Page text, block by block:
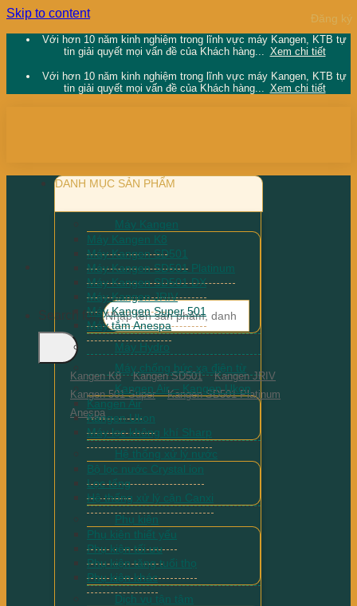
Skip to content
Với hơn 10 năm kinh nghiệm trong lĩnh vực máy Kangen, KTB tự
tin giải quyết mọi vấn đề của Khách hàng... Xem chi tiết
Với hơn 10 năm kinh nghiệm trong lĩnh vực máy Kangen, KTB tự
tin giải quyết mọi vấn đề của Khách hàng... Xem chi tiết
Search for:
Kangen K8 Kangen SD501
Kangen JRIV
Kangen 501 Super
Kangen SD501 Platinum
Anespa
DANH MỤC SẢN PHẨM
Máy Kangen
Máy Kangen K8
Máy Kangen SD501
Máy Kangen SD501 Platinum
Máy Kangen SD501 DX
Máy Kangen JRIV
Máy Kangen Super 501
Máy tắm Anespa
Máy Hydro
Máy chống bức xạ điện từ
Kangen Air – Kangen Ukon
Kangen Air
Kangen Ukon
Máy lọc không khí Sharp
Hệ thống xử lý nước
Bộ lọc nước Crystal ion
Lọc tổng
Hệ thống xử lý cặn Canxi
Phụ kiện
Phụ kiện thiết yếu
Phụ kiện tối ưu
Phụ kiện tăng tuổi thọ
Phụ kiện khác
Dịch vụ tận tâm